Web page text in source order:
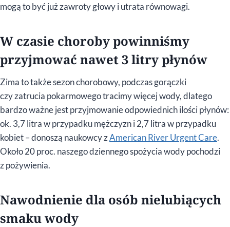
mogą to być już zawroty głowy i utrata równowagi.
W czasie choroby powinniśmy
przyjmować nawet 3 litry płynów
Zima to także sezon chorobowy, podczas gorączki
czy zatrucia pokarmowego tracimy więcej wody, dlatego
bardzo ważne jest przyjmowanie odpowiednich ilości płynów:
ok. 3,7 litra w przypadku mężczyzn i 2,7 litra w przypadku
kobiet – donoszą naukowcy zAmerican River Urgent Care.
Około 20 proc. naszego dziennego spożycia wody pochodzi
z pożywienia.
Nawodnienie dla osób nielubiących
smaku wody